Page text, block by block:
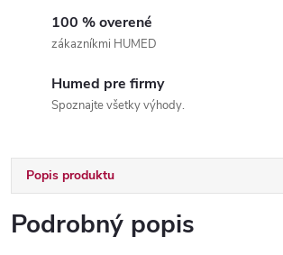
100 % overené
zákazníkmi HUMED
Humed pre firmy
Spoznajte všetky výhody.
Popis produktu
Podrobný popis